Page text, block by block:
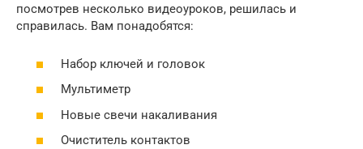
посмотрев несколько видеоуроков, решилась и
справилась. Вам понадобятся:
Набор ключей и головок
Мультиметр
Новые свечи накаливания
Очиститель контактов